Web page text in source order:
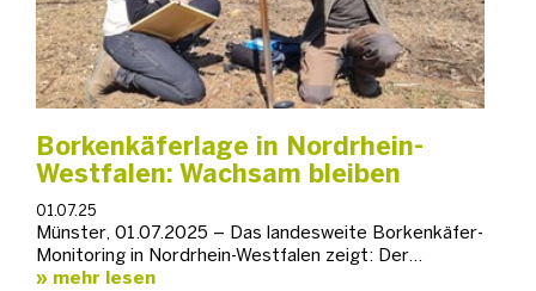
Borkenkäferlage in Nordrhein-
Westfalen: Wachsam bleiben
01.07.25
Münster, 01.07.2025 – Das landesweite Borkenkäfer-
Monitoring in Nordrhein-Westfalen zeigt: Der…
mehr lesen